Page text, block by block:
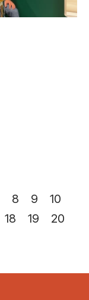
8 9
10
18 19
20